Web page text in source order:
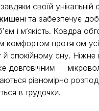
завдяки своїй унікальній
та забезпечує
і м’якість. Ковдра
комфортом протягом
й спокійному сну. Ніжне
довговічним —
рівномірно
в грудочки.